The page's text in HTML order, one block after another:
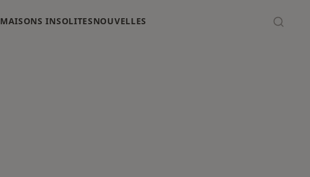
MAISONS INSOLITESNOUVELLES